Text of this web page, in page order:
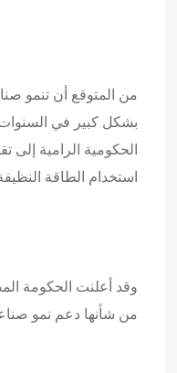
من المتوقع أن تنمو
بشكل كبير في السنوات
الحكومية الرامية إلى
استخدام الطاقة
وقد أعلنت الحكومة
من شأنها دعم نمو